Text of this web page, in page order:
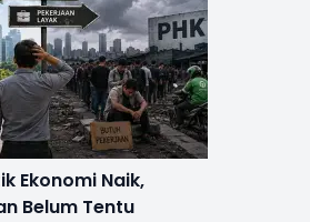
Ekonomi Naik,
Belum Tentu